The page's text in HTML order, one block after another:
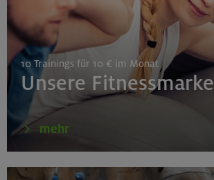
26.08.26
Schnupperkletterkurs indoor
München
27./28.08.26
Grundkurs Klettern indoor
Gilching
10 Trainings für 10 € im Monat
Unsere Fitnessmarke
mehr